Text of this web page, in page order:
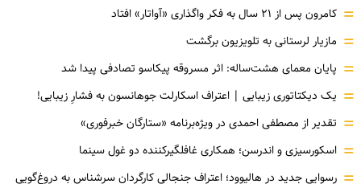
= کامرون پس از ۲۱ سال به فکر واگذاری «آواتار» افتاد
= مازیار لرستانی به تلویزیون برگشت
= پایان معمای هشت‌ساله: اثر مسروقه پیکاسو تصادفی پیدا شد
= یک دیکتاتوری زیبایی | اعتراف اسکارلت جوهانسون به فشارِ زیبایی!
= تقدیر از مصطفی احمدی در ویژه‌برنامه «ستارگان خبرفوری»
= اسکورسیزی و اندرسن؛ همکاری غافلگیرکننده دو غول سینما
رسوایی جدید در هالیوود؛ اعتراف جنجالی کارگردان سرشناس به دروغ‌گویی